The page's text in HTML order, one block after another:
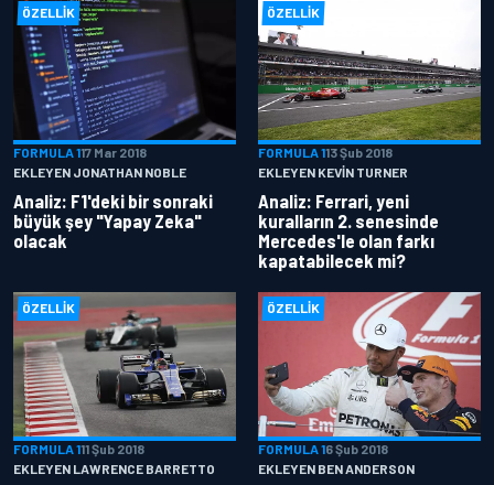
ÖZELLIK
FORMULA 117 Mar 2018
EKLEYEN JONATHAN NOBLE
Analiz: F1'deki bir sonraki
büyük şey "Yapay Zeka"
olacak
ÖZELLIK
FORMULA 113 Şub 2018
EKLEYEN KEVIN TURNER
Analiz: Ferrari, yeni
kuralların 2. senesinde
Mercedes'le olan farkı
kapatabilecek mi?
ÖZELLIK
FORMULA 111 Şub 2018
EKLEYEN LAWRENCE BARRETTO
ÖZELLIK
FORMULA 16 Şub 2018
EKLEYEN BEN ANDERSON